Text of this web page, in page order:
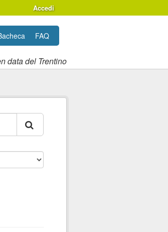
Accedi
data del Trentino
FAQ